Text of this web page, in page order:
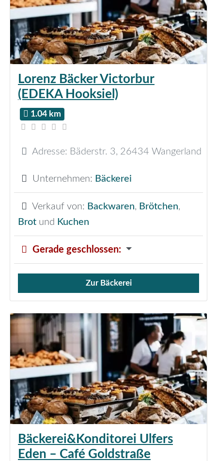
Lorenz Bäcker Victorbur
(EDEKA Hooksiel)
1.04 km
Adresse: Bäderstr. 3, 26434 Wangerland
Unternehmen: Bäckerei
Verkauf von: Backwaren, Brötchen,
Brot und Kuchen
Gerade geschlossen:
Verkauf von Brötchen,
Zur Bäckerei
Bäckerei&Konditorei Ulfers
Eden – Café Goldstraße